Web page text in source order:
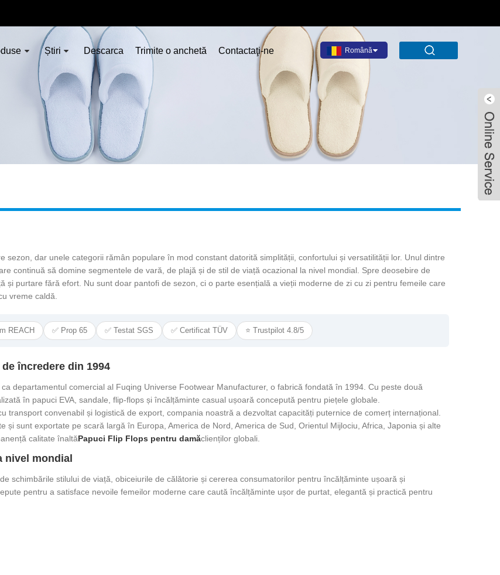
Română
Știri Descarca Trimite o anchetă Contactaţi-ne
dar unele categorii rămân populare în mod constant datorită simplității, confortului și versatilității lor. Unul dintre
continuă să domine segmentele de vară, de plajă și de stil de viață ocazional la nivel mondial. Spre deosebire de
purtare fără efort. Nu sunt doar pantofi de sezon, ci o parte esențială a vieții moderne de zi cu zi pentru femeile care
vreme caldă.
REACH ✅ Prop 65 ✅ Testat SGS ✅ Certificat TÜV ⭐ Trustpilot 4.8/5
încredere din 1994
departamentul comercial al Fuqing Universe Footwear Manufacturer, o fabrică fondată în 1994. Cu peste două
în papuci EVA, sandale, flip-flops și încălțăminte casual ușoară concepută pentru piețele globale.
transport convenabil și logistică de export, compania noastră a dezvoltat capacități puternice de comerț internațional.
sunt exportate pe scară largă în Europa, America de Nord, America de Sud, Orientul Mijlociu, Africa, Japonia și alte
calitate înaltăPapuci Flip Flops pentru damăclienților globali.
nivel mondial
schimbările stilului de viață, obiceiurile de călătorie și cererea consumatorilor pentru încălțăminte ușoară și
pentru a satisface nevoile femeilor moderne care caută încălțăminte ușor de purtat, elegantă și practică pentru